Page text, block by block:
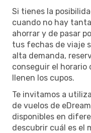
Si tienes la
cuando no hay
ahorrar y de pasar
tus fechas de viaje
alta demanda,
conseguir el horario
llenen los cupos.
Te invitamos a
de vuelos de
disponibles en
descubrir cuál es el